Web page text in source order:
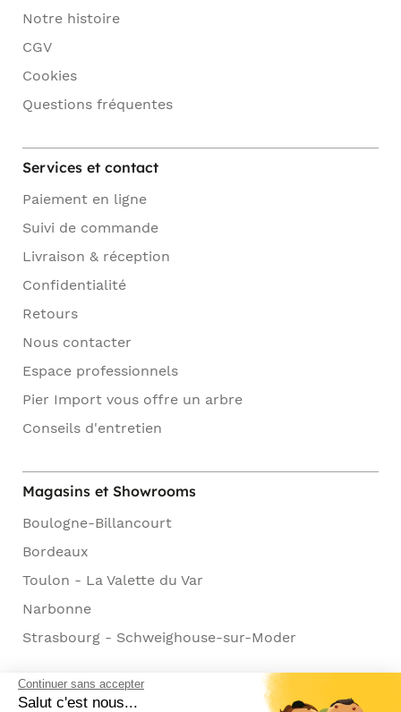
Continuer sans accepter
Salut c'est nous...
Notre histoire
CGV
Cookies
Questions fréquentes
Services et contact
Paiement en ligne
Suivi de commande
Livraison & réception
Confidentialité
Retours
Nous contacter
Espace professionnels
Pier Import vous offre un arbre
Conseils d'entretien
Magasins et Showrooms
Boulogne-Billancourt
Bordeaux
Toulon - La Valette du Var
Narbonne
Strasbourg - Schweighouse-sur-Moder